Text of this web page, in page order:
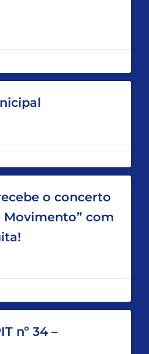
o concerto
Movimento” com
nº 34 –